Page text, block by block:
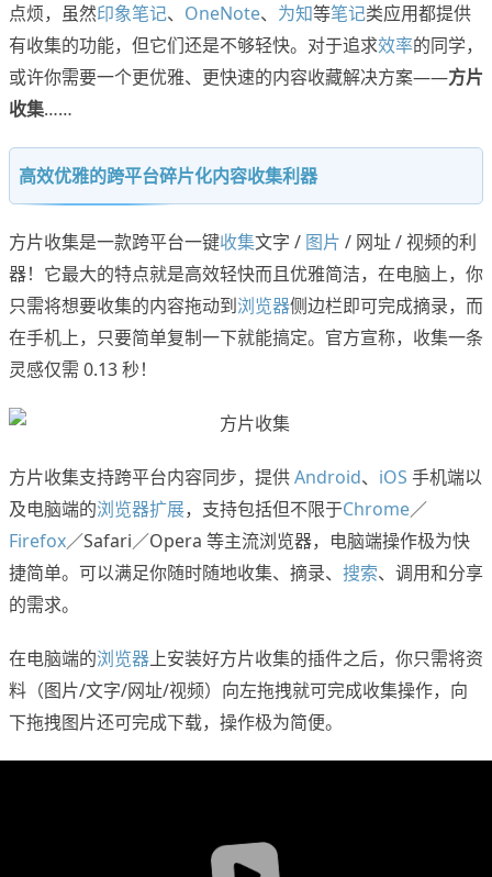
点烦，虽然印象笔记、 OneNote、 为知等笔记类应用都提供
有收集的功能，但它们还是不够轻快。对于追求效率的同学，
或许你需要一个更优雅、更快速的内容收藏解决方案——方片
收集……
高效优雅的跨平台碎片化内容收集利器
方片收集是一款跨平台一键收集文字 / 图片 / 网址 / 视频的利
器！它最大的特点就是高效轻快而且优雅简洁，在电脑上，你
只需将想要收集的内容拖动到浏览器侧边栏即可完成摘录，而
在手机上，只要简单复制一下就能搞定。官方宣称，收集一条
灵感仅需 0.13 秒！
方片收集支持跨平台内容同步，提供Android、 iOS 手机端以
及电脑端的浏览器扩展，支持包括但不限于Chrome／
Firefox／Safari／Opera 等主流浏览器，电脑端操作极为快
捷简单。可以满足你随时随地收集、摘录、 搜索、调用和分享
的需求。
在电脑端的浏览器上安装好方片收集的插件之后，你只需将资
料（图片/文字/网址/视频）向左拖拽就可完成收集操作，向
下拖拽图片还可完成下载，操作极为简便。